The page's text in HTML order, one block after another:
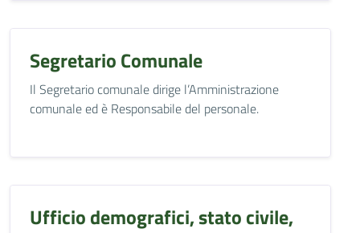
Segretario Comunale
Il Segretario comunale dirige l’Amministrazione
comunale ed è Responsabile del personale.
Ufficio demografici, stato civile,